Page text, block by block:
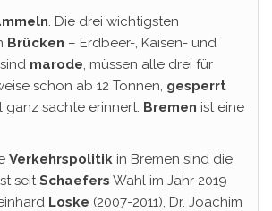
. Die drei wichtigsten
Brücken – Erdbeer-, Kaisen- und
marode, müssen alle drei für
schon ab 12 Tonnen, gesperrt
ganz sachte erinnert: Bremen ist eine
Verkehrspolitik in Bremen sind die
seitSchaefers Wahl im Jahr 2019
Loske (2007-2011), Dr. Joachim